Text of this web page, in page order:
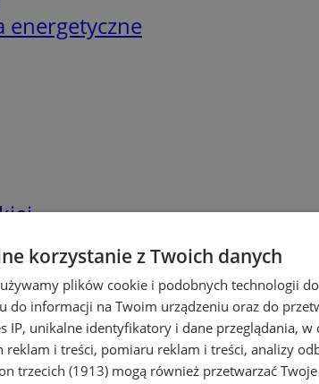
energetyczne
korzystanie z Twoich danych
plików cookie i podobnych technologii
do informacji na Twoim urządzeniu oraz do
IP, unikalne identyfikatory i dane przeglądania, w
reklam i treści, pomiaru reklam i treści, analizy
trzecich (1913) mogą również przetwarzać